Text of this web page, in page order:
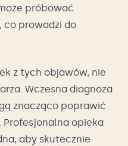
próbować
co prowadzi do
z tych objawów, nie
Wczesna diagnoza
znacząco poprawić
Profesjonalna opieka
aby skutecznie